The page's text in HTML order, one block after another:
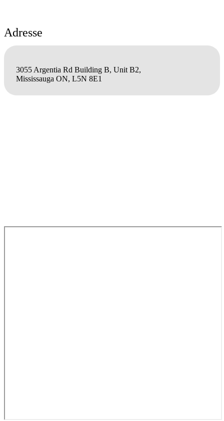
Adresse
3055 Argentia Rd Building B, Unit B2,
Mississauga ON, L5N 8E1